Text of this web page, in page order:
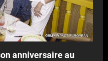
anniversaire au